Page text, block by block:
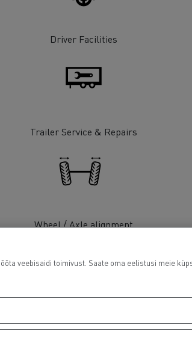
Driver Facilities
Trailer Service & Repairs
Wheel / Axle alignment
Service and Repair
veebisaidi toimivust. Saate oma eelistusi meie